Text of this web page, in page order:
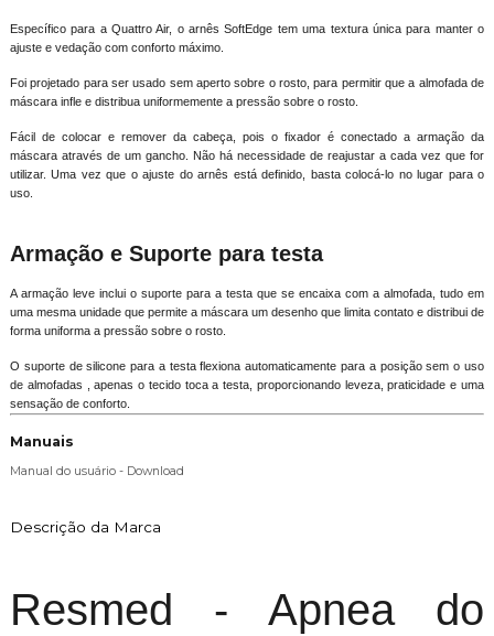
Específico para a Quattro Air, o arnês SoftEdge tem uma textura única para manter o
ajuste e vedação com conforto máximo.
Foi projetado para ser usado sem aperto sobre o rosto, para permitir que a almofada de
máscara infle e distribua uniformemente a pressão sobre o rosto.
Fácil de colocar e remover da cabeça, pois o fixador é conectado a armação da
máscara através de um gancho. Não há necessidade de reajustar a cada vez que for
utilizar. Uma vez que o ajuste do arnês está definido, basta colocá-lo no lugar para o
uso.
Armação e Suporte para testa
A armação leve inclui o suporte para a testa que se encaixa com a almofada, tudo em
uma mesma unidade que permite a máscara um desenho que limita contato e distribui de
forma uniforma a pressão sobre o rosto.
O suporte de silicone para a testa flexiona automaticamente para a posição sem o uso
de almofadas , apenas o tecido toca a testa, proporcionando leveza, praticidade e uma
sensação de conforto.
Manuais
Manual do usuário - Download
Descrição da Marca
Resmed - Apnea do